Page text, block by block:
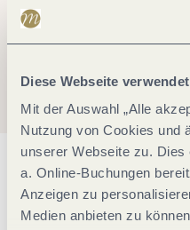
Diese Webseite
Mit der Auswahl „Alle
Nutzung von Cookies und
unserer Webseite zu.
a. Online-Buchungen
Anzeigen zu
Medien anbieten zu
Allgemeine